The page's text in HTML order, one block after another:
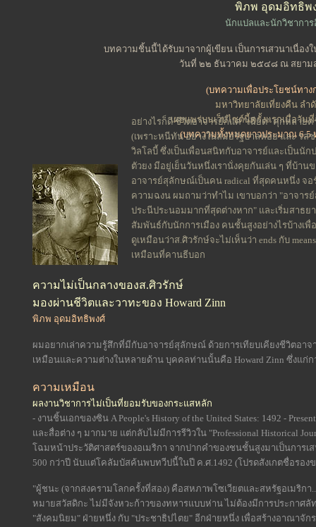
พิภพ อุดมอิทธิพ
นักแปลและนักวิชาการ
บทความชิ้นนี้ได้รับมาจากผู้เขียน เป็นการเสวนาเนื่อง
วันที่ ๒๒ ธันวาคม ๒๕๔๘ ณ สยาม
(บทความเพื่อประโยชน์ทาง
มหาวิทยาลัยเที่ยงคืน ลำ
เผยแพร่บนเว็ปไซต์นี้ครั้งแรกเมื่อวั
(บทความทั้งหมดยาวประมาณ 6.5
ความไม่เป็นกลางของส.ศิวรักษ์
มองผ่านชีวิตและวาทะของ Howard Zinn
พิภพ อุดมอิทธิพงศ์
ผมอยากเล่าความรู้สึกที่มีกับอาจารย์สุลักษณ์ ด้วยการเทียบเคียงชีวิตอ
เหมือนและความต่างในหลายด้าน บุคคลท่านนั้นคือ Howard Zinn ซึ่งแก่
ความเหมือน
ผลงานวิชาการไม่เป็นที่ยอมรับของกระแสหลัก
- งานชิ้นเอกของซิน A People's History of the United States: 1492 -
และสื่อต่าง ๆ มากมาย แต่กลับไม่มีการรีวิวใน "Professional Historical
โฉมหน้าประวัติศาสตร์ของอเมริกา จากปากคำของชนชั้นสูงมาเป็นการ
500 กว่าปี นับแต่โคลัมบัสค้นพบทวีปนี้ในปี ค.ศ.1492 (โปรดสังเกตชื่อรอ
"ผู้ชนะ (จากสงครามโลกครั้งที่สอง) คือสหภาพโซเวียตและสหรัฐอเมริกา
หมายสวัสดิกะ ไม่มีจังหวะก้าวของทหารแบบห่าน ไม่ต้องมีการประกาศลั
"สังคมนิยม" ฝ่ายหนึ่ง กับ "ประชาธิปไตย" อีกฝ่ายหนึ่ง เพื่อสร้างอาณาจั
อย่างไรก็ดี ชีวิตอาจารย์ก็แค่ "เฉียด" คุกหลาย
(เพราะหนีทัน อย่างในสมัยรัฐบาลหอย และ รส
วิลโลบี้ ซึ่งเป็นเพื่อนสนิทกับอาจารย์และเป็นนัก
ตัวยง มีอยู่เย็นวันหนึ่งเรานั่งคุยกันเล่น ๆ ที่บ้านข
อาจารย์สุลักษณ์เป็นคน radical ที่สุดคนหนึ่ง จอ
ความฉงน ผมถามว่าทำไม เขาบอกว่า "อาจา
ประนีประนอมมากที่สุดต่างหาก" และเริ่มสาธย
สัมพันธ์กับนักการเมือง คนชั้นสูงอย่างไรบ้างเพื่
ดูเหมือนว่าส.ศิวรักษ์จะไม่เห็นว่า ends กับ
เหมือนที่คานธีบอก